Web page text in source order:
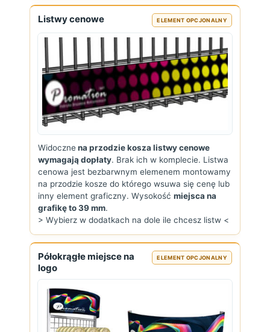
Listwy cenowe ELEMENT OPCJONALNY
Widoczne na przodzie kosza listwy cenowe
wymagają dopłaty. Brak ich w komplecie. Listwa
cenowa jest bezbarwnym elemenem montowamy
na przodzie kosze do którego wsuwa się cenę lub
inny element graficzny. Wysokość miejsca na
grafikę to 39 mm.
> Wybierz w dodatkach na dole ile chcesz listw <
Półokrągłe miejsce na
logo
ELEMENT OPCJONALNY